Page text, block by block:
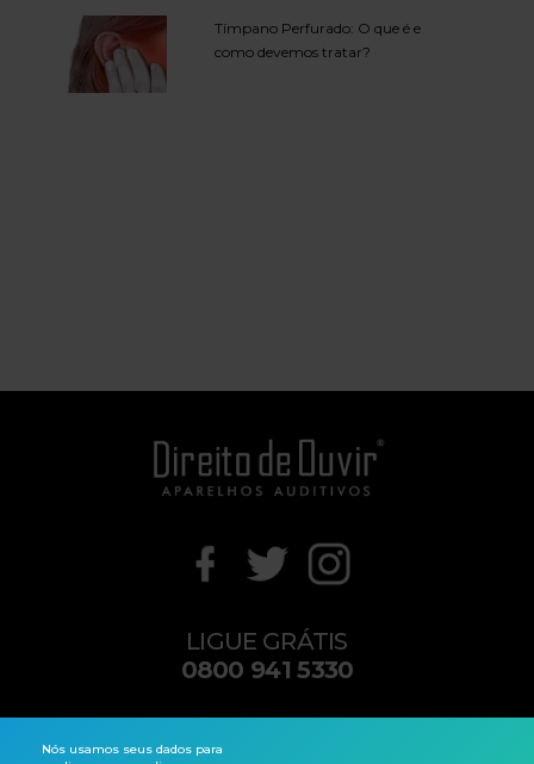
Tímpano Perfurado: O que é e
como devemos tratar?
Nós usamos seus dados para
LIGUE GRÁTIS
0800 941 5330
contato@direitodeouvir.com